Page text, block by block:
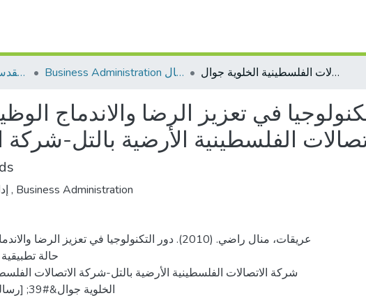
AQU Master Theses الرسائل الجامعية الخاصة بجامعة القدس Business Administration إدارة الاعمال دور التكنولوجيا في تعزيز الرضا والاندماج الوظيفي حالة تطبيقية في كل من 'شركة الاتصالات الفلسطينية الأرضية بالتل-شركة الاتصالات الفلسطينية الخلوية جوال'
في تعزيز الرضا والاندماج
, Business Administration
عريقات، منال راضي. (2010). دور التكنولوجيا في تعزيز الرضا
حالة
الخلوية